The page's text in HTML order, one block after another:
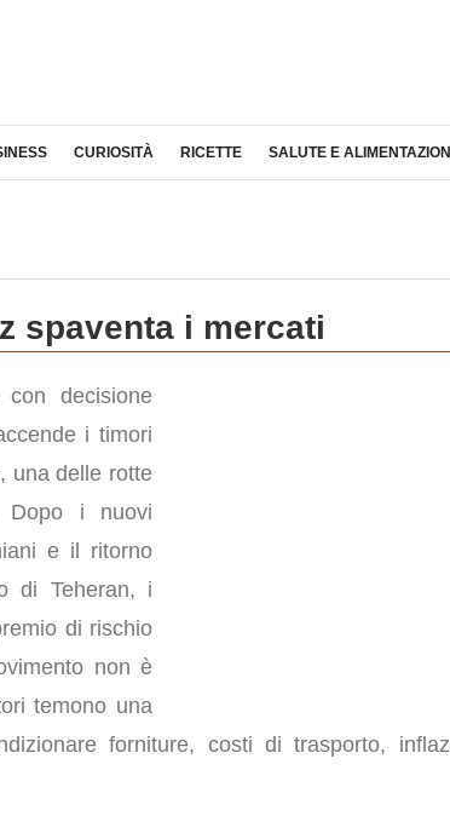
CURIOSITÀ RICETTE SALUTE E
spaventa i mercati
decisione
i timori
, una delle rotte
Dopo i nuovi
e il ritorno
di Teheran, i
di rischio
non è
temono una
forniture, costi di trasporto,